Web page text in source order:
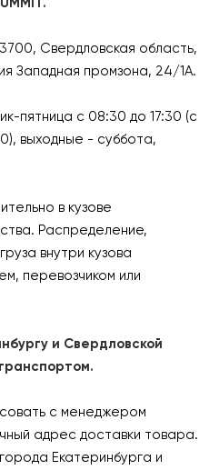
Свердловская область,
Западная промзона, 24/1А.
пятница с 08:30 до 17:30 (с
выходные - суббота,
в кузове
Распределение,
внутри кузова
перевозчиком или
и Свердловской
с менеджером
адрес доставки товара.
Екатеринбурга и